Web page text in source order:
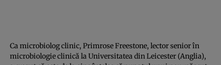
Ca microbiolog clinic, Primrose Freestone, lector senior în
microbiologie clinică la Universitatea din Leicester (Anglia),